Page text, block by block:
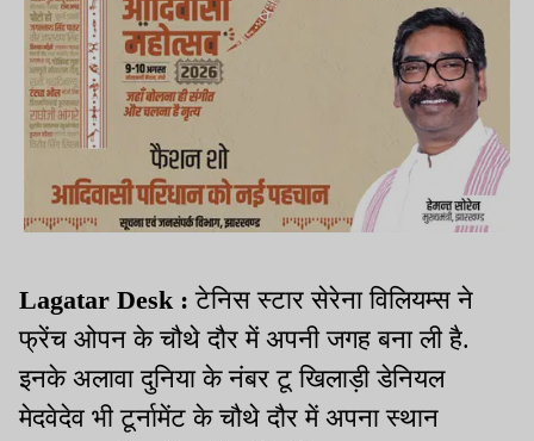
Lagatar Desk :टेनिस स्टार सेरेना विलियम्स ने
फ्रेंच ओपन के चौथे दौर में अपनी जगह बना ली है.
इनके अलावा दुनिया के नंबर टू खिलाड़ी डेनियल
मेदवेदेव भी टूर्नामेंट के चौथे दौर में अपना स्थान